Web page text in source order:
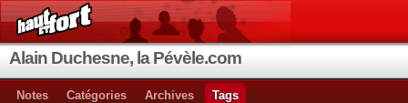
Alain Duchesne, la Pévèle.com
Notes Catégories Archives Tags